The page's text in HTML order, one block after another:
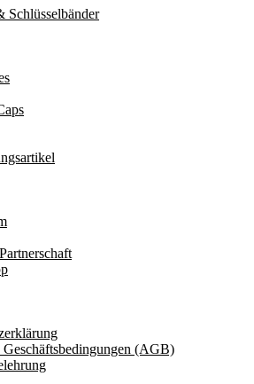
Schlüsselbänder
(AGB)